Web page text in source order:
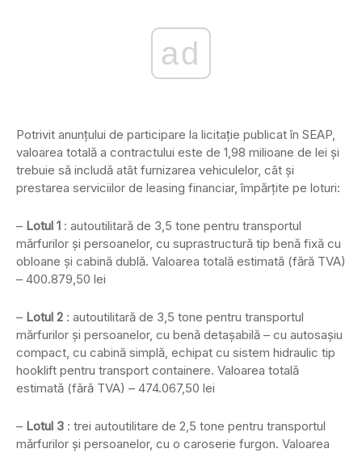
ad
Potrivit anunțului de participare la licitație publicat în SEAP,
valoarea totală a contractului este de 1,98 milioane de lei și
trebuie să includă atât furnizarea vehiculelor, cât și
prestarea serviciilor de leasing financiar, împărțite pe loturi:
– Lotul 1 : autoutilitară de 3,5 tone pentru transportul
mărfurilor și persoanelor, cu suprastructură tip benă fixă cu
obloane și cabină dublă. Valoarea totală estimată (fără TVA)
– 400.879,50 lei
– Lotul 2 : autoutilitară de 3,5 tone pentru transportul
mărfurilor și persoanelor, cu benă detașabilă – cu autosașiu
compact, cu cabină simplă, echipat cu sistem hidraulic tip
hooklift pentru transport containere. Valoarea totală
estimată (fără TVA) – 474.067,50 lei
– Lotul 3 : trei autoutilitare de 2,5 tone pentru transportul
mărfurilor și persoanelor, cu o caroserie furgon. Valoarea